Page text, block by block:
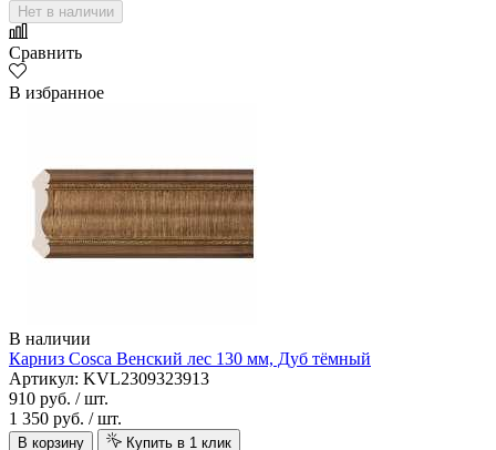
Нет в наличии
Сравнить
В избранное
В наличии
Карниз Cosca Венский лес 130 мм, Дуб тёмный
Артикул: KVL2309323913
910 руб. / шт.
1 350 руб. / шт.
В корзину Купить в 1 клик